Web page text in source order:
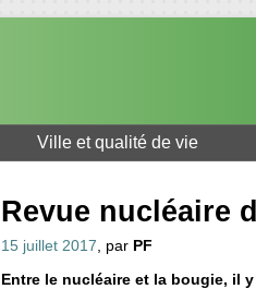
Ville et qualité de vie
Revue nucléaire
15 juillet 2017, par PF
Entre le nucléaire et la bougie, il